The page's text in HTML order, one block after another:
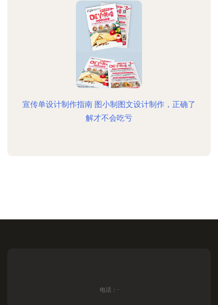
宣传单设计制作指南 图小制图文设计制作，正确了
解才不会吃亏
电话：-